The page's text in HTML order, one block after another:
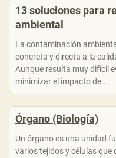
13 soluciones para
ambiental
La contaminación
concreta y directa a la
Aunque resulta muy difícil
minimizar el impacto de...
Órgano (Biología)
Un órgano es una unidad
varios tejidos y células